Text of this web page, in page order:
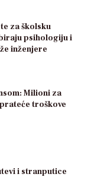
za školsku
psihologiju i
inženjere
Milioni za
troškove
i stranputice